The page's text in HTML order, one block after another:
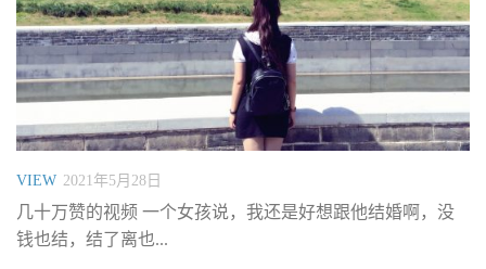
VIEW 2021年5月28日
几十万赞的视频 一个女孩说，我还是好想跟他结婚啊，没
钱也结，结了离也...